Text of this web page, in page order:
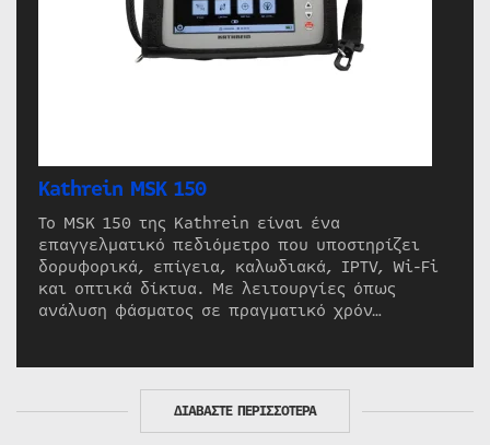
Kathrein MSK 150
Το MSK 150 της Kathrein είναι ένα
επαγγελματικό πεδιόμετρο που υποστηρίζει
δορυφορικά, επίγεια, καλωδιακά, IPTV, Wi-Fi
και οπτικά δίκτυα. Με λειτουργίες όπως
ανάλυση φάσματος σε πραγματικό χρόν…
ΔΙΑΒΑΣΤΕ ΠΕΡΙΣΣΟΤΕΡΑ